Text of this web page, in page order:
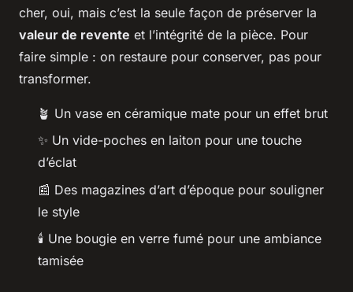
cher, oui, mais c’est la seule façon de préserver la
valeur de revente et l’intégrité de la pièce. Pour
faire simple : on restaure pour conserver, pas pour
transformer.
🪴 Un vase en céramique mate pour un effet brut
✨ Un vide-poches en laiton pour une touche
d’éclat
📰 Des magazines d’art d’époque pour souligner
le style
🕯️ Une bougie en verre fumé pour une ambiance
tamisée